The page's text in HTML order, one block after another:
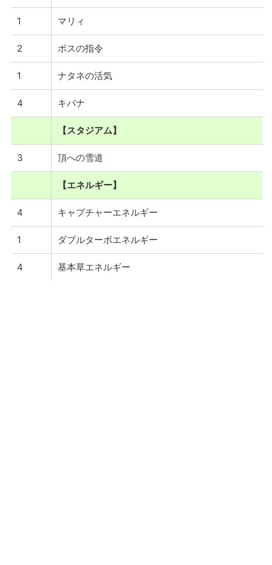
1 マリィ
2 ボスの指令
1 ナタネの活気
4 キバナ
【スタジアム】
3 頂への雪道
【エネルギー】
4 キャプチャーエネルギー
1 ダブルターボエネルギー
4 基本草エネルギー